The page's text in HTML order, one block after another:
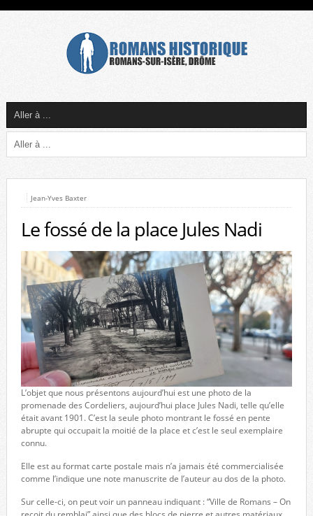
Jean-Yves Baxter
Le fossé de la place Jules Nadi
L’objet que nous présentons aujourd’hui est une photo de la
promenade des Cordeliers, aujourd’hui place Jules Nadi, telle qu’elle
était avant 1901. C’est la seule photo montrant le fossé en pente
abrupte qui occupait la moitié de la place et c’est le seul exemplaire
connu.
Elle est au format carte postale mais n’a jamais été commercialisée
comme l’indique une note manuscrite de l’auteur au dos de la photo.
Sur celle-ci, on peut voir un panneau indiquant : “Ville de Romans – On